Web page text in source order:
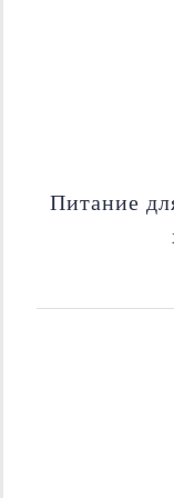
Питание